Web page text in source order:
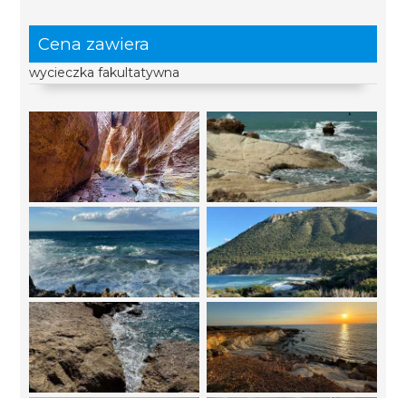
Cena zawiera
wycieczka fakultatywna